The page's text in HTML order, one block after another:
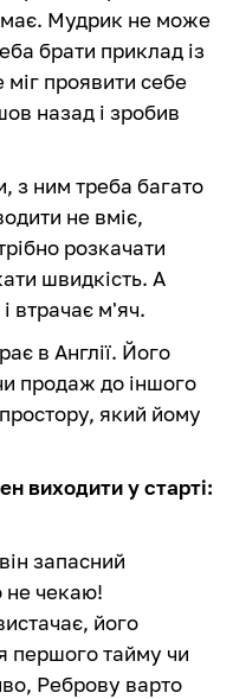
Мудрик не може
брати приклад із
міг проявити себе
назад і зробив
з ним треба багато
не вміє,
розкачати
швидкість. А
втрачає м'яч.
в Англії. Його
продаж до іншого
який йому
виходити у старті:
запасний
не чекаю!
його
першого тайму чи
Реброву варто